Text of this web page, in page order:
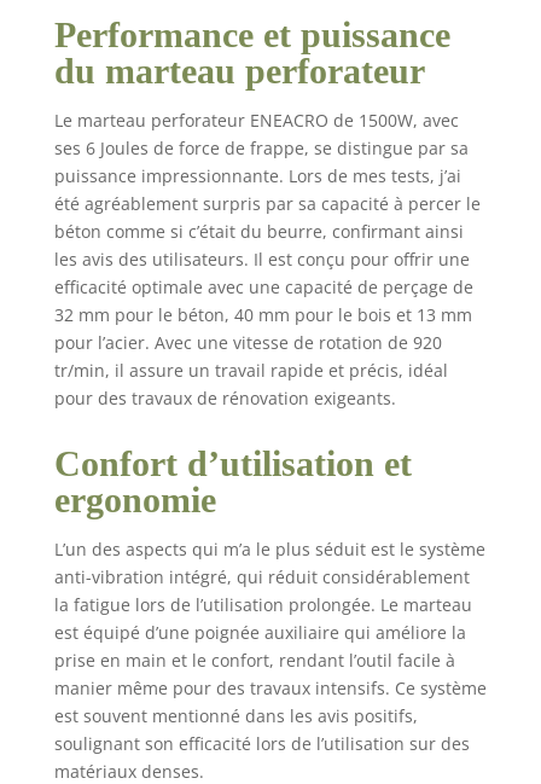
✅【Sécurité et Contrôle】L'embrayage de
sécurité conçu pour protéger votre
poignet lorsque le marteau perforateur
La poignée réglable à 360° s'applique à
différents travaux et le système anti-
vibration conçu pour réduire efficacement
les vibrations, et réduire la fatigue. La
poignée souple empêche efficacement le
glissement et apporte une meilleure et
confortable prise en main pendant
l'utilisation. ✅【Quatre Fonctions】
Quatre fonctions différentes pour le
perçage (pour le bois, l'acier), le burinage
(pour le béton ou la brique), le perçage au
marteau (pour les travaux lourds) et le
à une variété de scénarios de travail. Vous
pouvez rapidement changer les fonctions
avec deux commutateurs différents. Par
fonction unique, la conception de
commutateur à double fonction peut
prolonger la durée de vie de 100 %.
✅【Conception du boîtier en alliage
d'aluminium】 Par rapport à la
conception normale du boîtier en
plastique sur le marché, La conception du
boîtier en alliage d'aluminium 32MA rend
le marteau perforateur très robuste et
Performance et puissance
du marteau perforateur
Le marteau perforateur ENEACRO de 1500W, avec
ses 6 Joules de force de frappe, se distingue par sa
puissance impressionnante. Lors de mes tests, j’ai
été agréablement surpris par sa capacité à percer le
béton comme si c’était du beurre, confirmant ainsi
les avis des utilisateurs. Il est conçu pour offrir une
efficacité optimale avec une capacité de perçage de
32 mm pour le béton, 40 mm pour le bois et 13 mm
pour l’acier. Avec une vitesse de rotation de 920
tr/min, il assure un travail rapide et précis, idéal
pour des travaux de rénovation exigeants.
Confort d’utilisation et
ergonomie
L’un des aspects qui m’a le plus séduit est le système
anti-vibration intégré, qui réduit considérablement
la fatigue lors de l’utilisation prolongée. Le marteau
est équipé d’une poignée auxiliaire qui améliore la
prise en main et le confort, rendant l’outil facile à
manier même pour des travaux intensifs. Ce système
est souvent mentionné dans les avis positifs,
soulignant son efficacité lors de l’utilisation sur des
matériaux denses.